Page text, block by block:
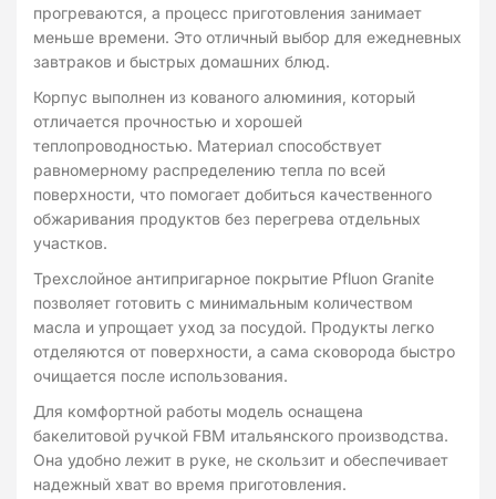
прогреваются, а процесс приготовления занимает
меньше времени. Это отличный выбор для ежедневных
завтраков и быстрых домашних блюд.
Корпус выполнен из кованого алюминия, который
отличается прочностью и хорошей
теплопроводностью. Материал способствует
равномерному распределению тепла по всей
поверхности, что помогает добиться качественного
обжаривания продуктов без перегрева отдельных
участков.
Трехслойное антипригарное покрытие Pfluon Granite
позволяет готовить с минимальным количеством
масла и упрощает уход за посудой. Продукты легко
отделяются от поверхности, а сама сковорода быстро
очищается после использования.
Для комфортной работы модель оснащена
бакелитовой ручкой FBM итальянского производства.
Она удобно лежит в руке, не скользит и обеспечивает
надежный хват во время приготовления.